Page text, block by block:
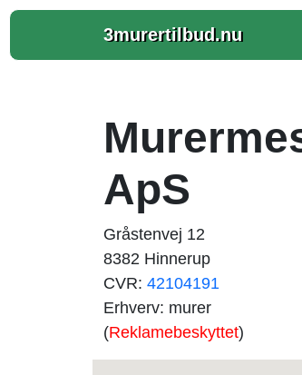
3murertilbud.nu
ApS
Gråstenvej 12
8382 Hinnerup
CVR: 42104191
Erhverv: murer
(Reklamebeskyttet)